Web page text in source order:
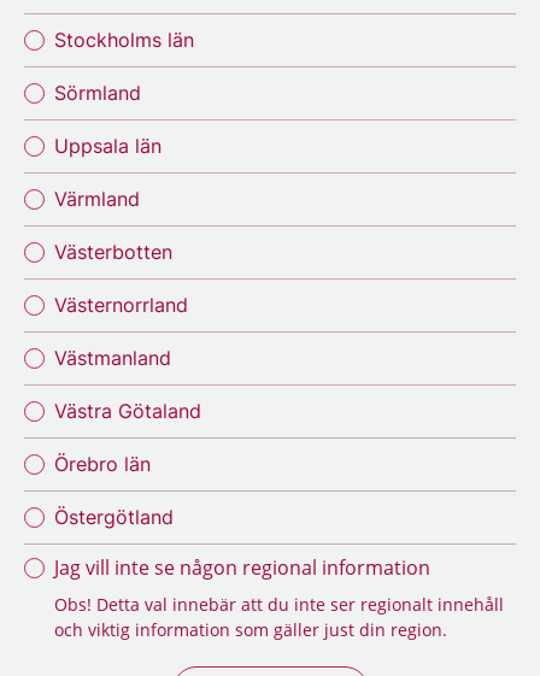
Stockholms län
Sörmland
Uppsala län
Värmland
Västerbotten
Västernorrland
Västmanland
Västra Götaland
Örebro län
Östergötland
Jag vill inte se någon regional information
Obs! Detta val innebär att du inte ser regionalt innehåll
och viktig information som gäller just din region.